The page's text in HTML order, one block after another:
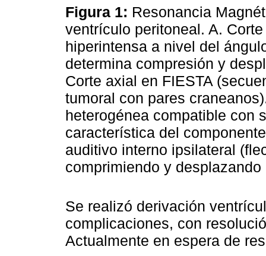
Figura 1: Resonancia
ventrículo peritoneal. A.
hiperintensa a nivel del
determina compresión y
Corte axial en FIESTA
tumoral con pares
heterogénea compatible con
característica del
auditivo interno ipsilateral
comprimiendo y
Se realizó derivación
complicaciones, con
Actualmente en espera de